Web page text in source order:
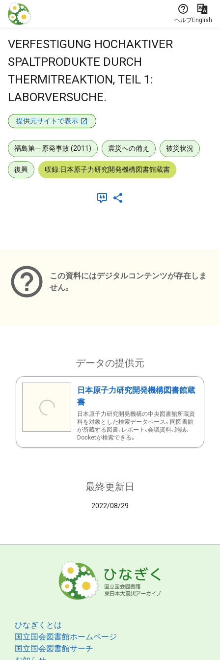
本文に飛ぶ
ヘルプEnglish
VERFESTIGUNG HOCHAKTIVER
SPALTPRODUKTE DURCH
THERMITREAKTION, TEIL 1:
LABORVERSUCHE.
提供元サイトで表示
福島第一原発事故 (2011) 震災への備え 被災状況
復興 収録:日本原子力研究開発機構図書館蔵書
この資料にはデジタルコンテンツが存在しま
せん。
データの提供元
日本原子力研究開発機構図書館蔵
書
日本原子力研究開発機構の中央図書館所蔵資
料を対象とした検索データベース。同図書館
が所蔵する図書、レポート、会議資料、雑誌、
Docketが検索できる。
最終更新日
2022/08/29
ひなぎくとは
国立国会図書館ホームページ
国立国会図書館サーチ